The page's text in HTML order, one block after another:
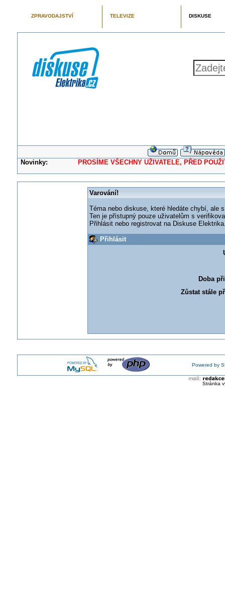
ZPRAVODAJSTVÍ TELEVIZE DISKUSE
Novinky: PROSÍME VŠECHNY UŽIVATELE, PŘED
Varování!
Téma nebo diskuse, které hledáte chybí, ale
Ten je přístupný pouze uživatelům s
Přihlásit nebo registrovat na Diskuse
Přihlásit
Doba
Zůstat stále
Powered by
Stránka